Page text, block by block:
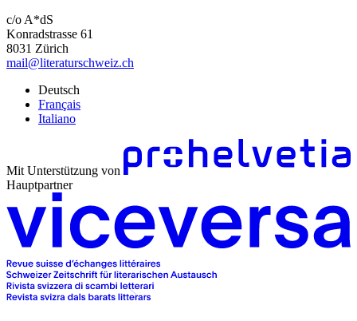
c/o A*dS
Konradstrasse 61
8031 Zürich
mail@literaturschweiz.ch
Deutsch
Français
Italiano
Mit Unterstützung von
Hauptpartner